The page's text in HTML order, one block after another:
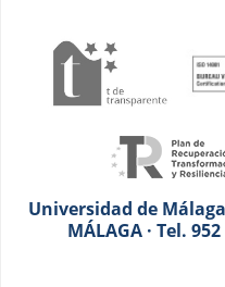
Universidad de
MÁLAGA · Tel.